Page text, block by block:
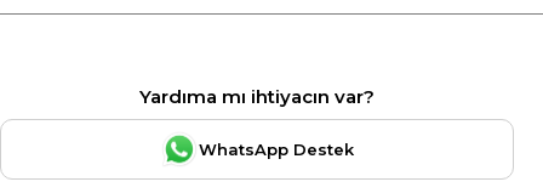
Yardıma mı ihtiyacın var?
WhatsApp Destek